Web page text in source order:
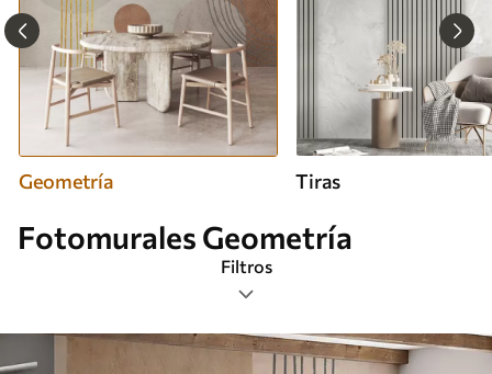
Geometría Tiras
Fotomurales Geometría
Filtros
Etiquetas